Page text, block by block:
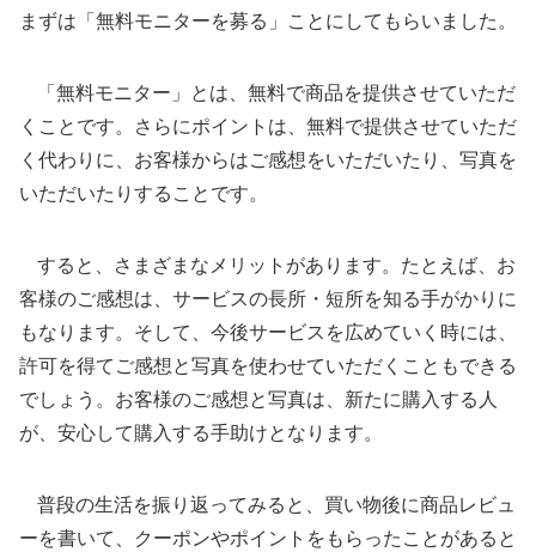
まずは「無料モニターを募る」ことにしてもらいました。
「無料モニター」とは、無料で商品を提供させていただ
くことです。さらにポイントは、無料で提供させていただ
く代わりに、お客様からはご感想をいただいたり、写真を
いただいたりすることです。
すると、さまざまなメリットがあります。たとえば、お
客様のご感想は、サービスの長所・短所を知る手がかりに
もなります。そして、今後サービスを広めていく時には、
許可を得てご感想と写真を使わせていただくこともできる
でしょう。お客様のご感想と写真は、新たに購入する人
が、安心して購入する手助けとなります。
普段の生活を振り返ってみると、買い物後に商品レビュ
ーを書いて、クーポンやポイントをもらったことがあると